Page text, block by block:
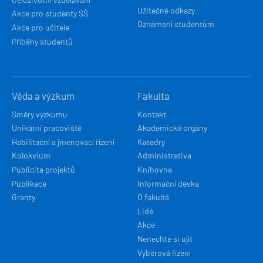
Akce pro studenty SŠ
Akce pro učitele
Příběhy studentů
Užitečné odkazy
Oznámení studentům
Věda a výzkum
Směry výzkumu
Unikátní pracoviště
Habilitační a jmenovací řízení
Kolokvium
Publicita projektů
Publikace
Granty
Fakulta
Kontakt
Akademické orgány
Katedry
Administrativa
Knihovna
Informační deska
O fakultě
Lidé
Akce
Nenechte si ujít
Výběrová řízení